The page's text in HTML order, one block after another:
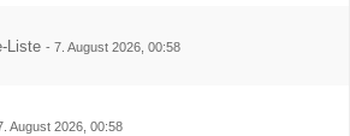
Liste - 7. August 2026, 00:58
August 2026, 00:58